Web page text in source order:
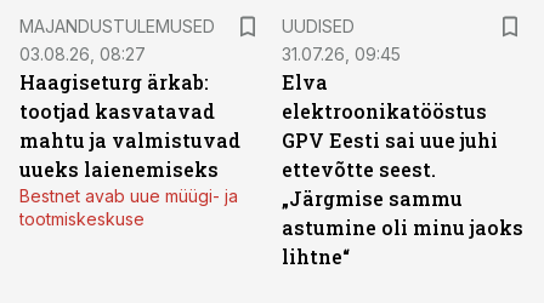
MAJANDUSTULEMUSED
03.08.26, 08:27
Haagiseturg ärkab:
tootjad kasvatavad
mahtu ja valmistuvad
uueks laienemiseks
Bestnet avab uue müügi- ja
tootmiskeskuse
UUDISED
31.07.26, 09:45
Elva
elektroonikatööstus
GPV Eesti sai uue juhi
ettevõtte seest.
„Järgmise sammu
astumine oli minu jaoks
lihtne“